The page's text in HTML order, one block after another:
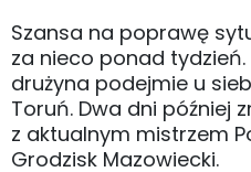
Szansa na poprawę
za nieco ponad
drużyna podejmie u
Toruń. Dwa dni później
z aktualnym mistrzem
Grodzisk Mazowiecki.